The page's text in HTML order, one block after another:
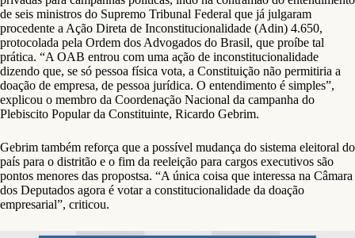
de seis ministros do Supremo Tribunal Federal que já julgaram
procedente a Ação Direta de Inconstitucionalidade (Adin) 4.650,
protocolada pela Ordem dos Advogados do Brasil, que proíbe tal
prática. “A OAB entrou com uma ação de inconstitucionalidade
dizendo que, se só pessoa física vota, a Constituição não permitiria a
doação de empresa, de pessoa jurídica. O entendimento é simples”,
explicou o membro da Coordenação Nacional da campanha do
Plebiscito Popular da Constituinte, Ricardo Gebrim.
Gebrim também reforça que a possível mudança do sistema eleitoral do
país para o distritão e o fim da reeleição para cargos executivos são
pontos menores das propostsa. “A única coisa que interessa na Câmara
dos Deputados agora é votar a constitucionalidade da doação
empresarial”, criticou.